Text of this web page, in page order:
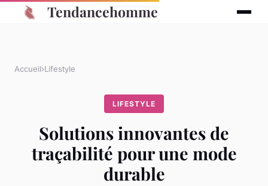
Tendancehomme
Accueil›Lifestyle
LIFESTYLE
Solutions innovantes de
traçabilité pour une mode
durable